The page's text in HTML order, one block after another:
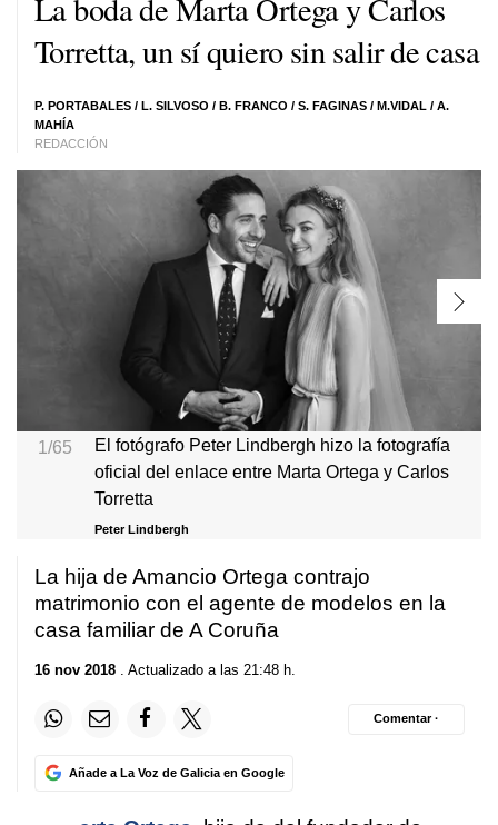
Torretta, un sí quiero sin salir de casa
P. PORTABALES / L. SILVOSO / B. FRANCO / S. FAGINAS / M.VIDAL / A.
MAHÍA
REDACCIÓN
1/65
El fotógrafo Peter Lindbergh hizo la fotografía
oficial del enlace entre Marta Ortega y Carlos
Torretta
Peter Lindbergh
La hija de Amancio Ortega contrajo
matrimonio con el agente de modelos en la
casa familiar de A Coruña
16 nov 2018 . Actualizado a las 21:48 h.
Añade a La Voz de Galicia en Google
Comentar ·